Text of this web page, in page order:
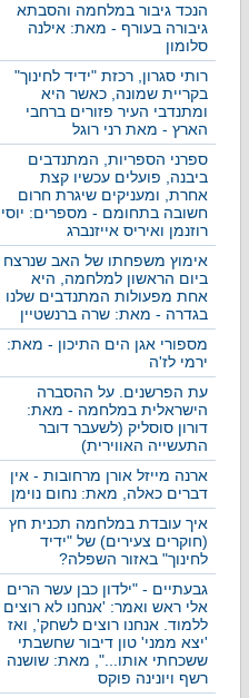
הנכד גיבור במלחמה והסבתא
גיבורה בעורף - מאת: אילנה
סלומון
רותי סגרון, רכזת "ידיד לחינוך"
בקריית שמונה, כאשר היא
ומתנדבי העיר פזורים ברחבי
הארץ - מאת רני רוגל
ספרני הספריות, המתנדבים
ביבנה, פועלים עכשיו קצת
אחרת, ומעניקים שיגרת חרום
חשובה בתחומם - מספרים: יוסי
רוזנמן ואיריס אייזנברג
אימוץ משפחתו של האב שנרצח
ביום הראשון למלחמה, היא
אחת מפעולות המתנדבים שלנו
בגדרה - מאת: שרה ברנשטיין
מספורי אגן הים התיכון - מאת:
ירמי לז'ה
עת הפרשנים. על ההסברה
הישראלית במלחמה - מאת:
דורון סוסליק (לשעבר דובר
התעשייה האווירית)
ארנה מייזל אורן מרחובות - אין
דברים כאלה, מאת: נחום נוימן
איך עובדת במלחמה תכנית חץ
(חוקרים צעירים) של "ידיד
לחינוך" באזור השפלה?
גבעתיים - "ילדון כבן עשר הרים
אלי ראש ואמר: 'אנחנו לא רוצים
ללמוד. אנחנו רוצים לשחק', ואז
'יצא ממני' טון דיבור שחשבתי
ששכחתי אותו...", מאת: שושנה
רשף ויונינה פוקס